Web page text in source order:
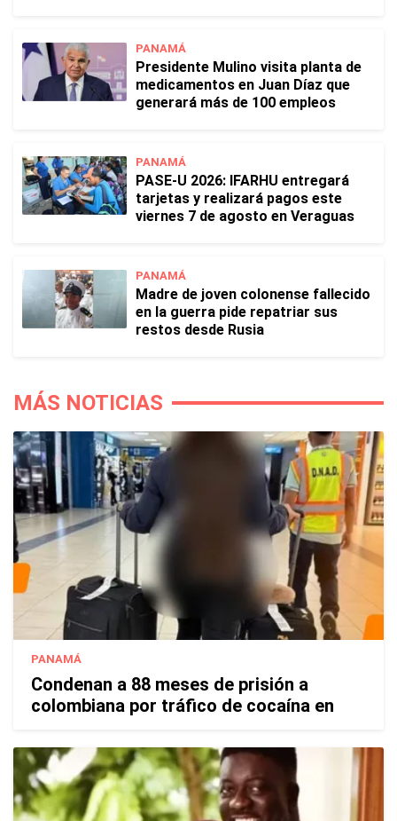
PANAMÁ
Presidente Mulino visita planta de
medicamentos en Juan Díaz que
generará más de 100 empleos
PANAMÁ
PASE-U 2026: IFARHU entregará
tarjetas y realizará pagos este
viernes 7 de agosto en Veraguas
PANAMÁ
Madre de joven colonense fallecido
en la guerra pide repatriar sus
restos desde Rusia
MÁS NOTICIAS
PANAMÁ
Condenan a 88 meses de prisión a
colombiana por tráfico de cocaína en